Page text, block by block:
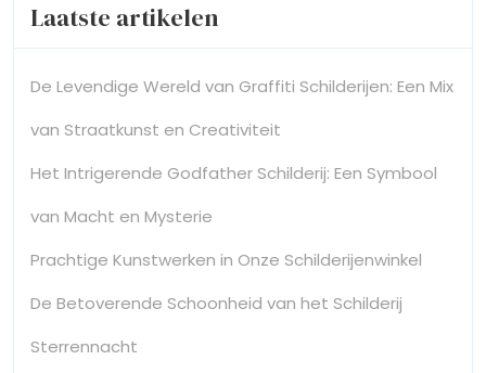
Laatste artikelen
De Levendige Wereld van Graffiti Schilderijen: Een Mix
van Straatkunst en Creativiteit
Het Intrigerende Godfather Schilderij: Een Symbool
van Macht en Mysterie
Prachtige Kunstwerken in Onze Schilderijenwinkel
De Betoverende Schoonheid van het Schilderij
Sterrennacht